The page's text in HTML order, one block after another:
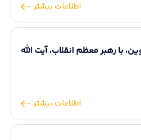
در
برنامه‌های ملاقات
ثبت، پیگیری و...
به مناسبت
تشکیل جهاد...
اطلاعات بیشتر
با رهبر معظم انقلاب، آیت الله
اطلاعات بیشتر